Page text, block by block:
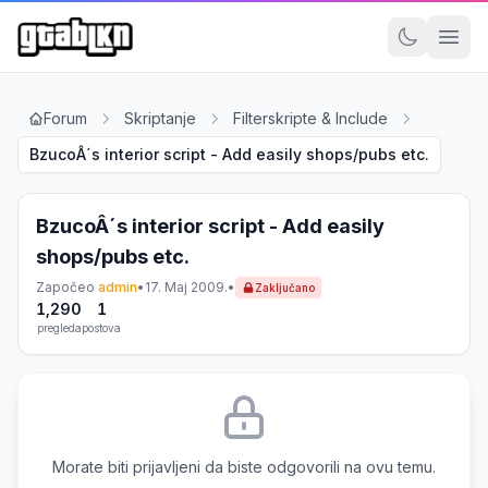
Forum Skriptanje
Filterskripte & Include
BzucoÂ´s interior script - Add easily shops/pubs etc.
BzucoÂ´s interior script - Add easily
shops/pubs etc.
Započeo admin• 17. Maj 2009.• Zaključano
1,290
pregleda
1
postova
Morate biti prijavljeni da biste odgovorili na ovu temu.